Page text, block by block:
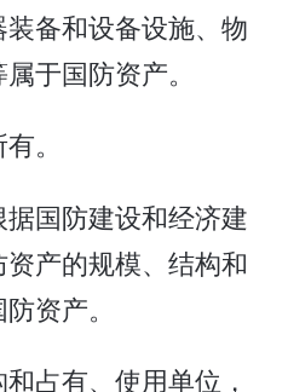
备和设备设施、物
于国防资产。
。
国防建设和经济建
产的规模、结构和
资产。
占有、使用单位，